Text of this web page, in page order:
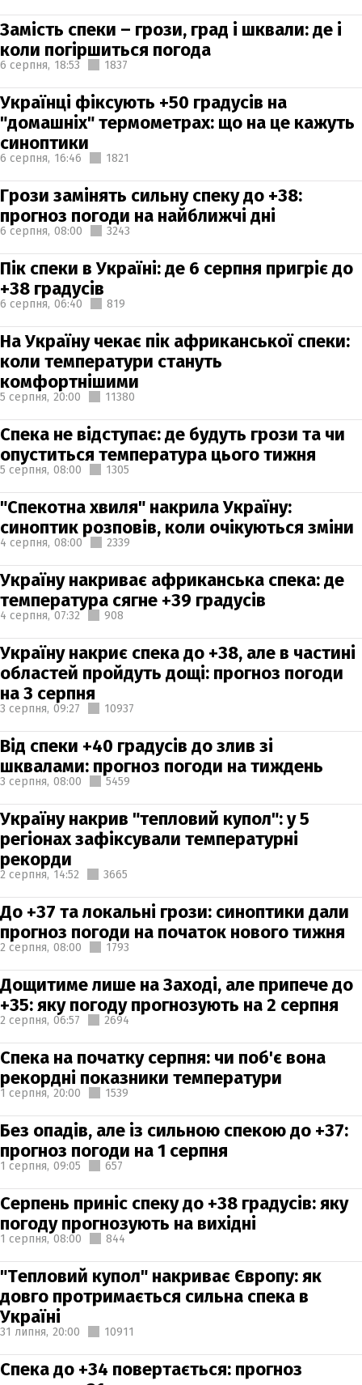
Замість спеки – грози, град і шквали: де і
коли погіршиться погода
6 серпня, 18:53 1837
Українці фіксують +50 градусів на
"домашніх" термометрах: що на це кажуть
синоптики
6 серпня, 16:46 1821
Грози замінять сильну спеку до +38:
прогноз погоди на найближчі дні
6 серпня, 08:00 3243
Пік спеки в Україні: де 6 серпня пригріє до
+38 градусів
6 серпня, 06:40 819
На Україну чекає пік африканської спеки:
коли температури стануть
комфортнішими
5 серпня, 20:00 11380
Спека не відступає: де будуть грози та чи
опуститься температура цього тижня
5 серпня, 08:00 1305
"Спекотна хвиля" накрила Україну:
синоптик розповів, коли очікуються зміни
4 серпня, 08:00 2339
Україну накриває африканська спека: де
температура сягне +39 градусів
4 серпня, 07:32 908
Україну накриє спека до +38, але в частині
областей пройдуть дощі: прогноз погоди
на 3 серпня
3 серпня, 09:27 10937
Від спеки +40 градусів до злив зі
шквалами: прогноз погоди на тиждень
3 серпня, 08:00 5459
Україну накрив "тепловий купол": у 5
регіонах зафіксували температурні
рекорди
2 серпня, 14:52 3665
До +37 та локальні грози: синоптики дали
прогноз погоди на початок нового тижня
2 серпня, 08:00 1793
Дощитиме лише на Заході, але припече до
+35: яку погоду прогнозують на 2 серпня
2 серпня, 06:57 2694
Спека на початку серпня: чи поб'є вона
рекордні показники температури
1 серпня, 20:00 1539
Без опадів, але із сильною спекою до +37:
прогноз погоди на 1 серпня
1 серпня, 09:05 657
Серпень приніс спеку до +38 градусів: яку
погоду прогнозують на вихідні
1 серпня, 08:00 844
"Тепловий купол" накриває Європу: як
довго протримається сильна спека в
Україні
31 липня, 20:00 10911
Спека до +34 повертається: прогноз